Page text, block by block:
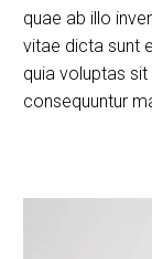
quae ab illo
vitae dicta sunt
quia voluptas
consequuntur